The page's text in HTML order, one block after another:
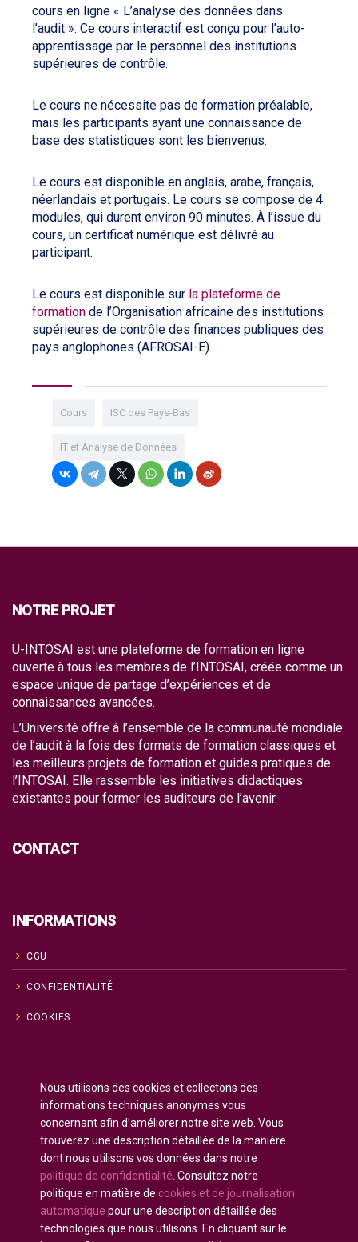
cours en ligne « L’analyse des données dans
l’audit ». Ce cours interactif est conçu pour l’auto-
apprentissage par le personnel des institutions
supérieures de contrôle.
Le cours ne nécessite pas de formation préalable,
mais les participants ayant une connaissance de
base des statistiques sont les bienvenus.
Le cours est disponible en anglais, arabe, français,
néerlandais et portugais. Le cours se compose de 4
modules, qui durent environ 90 minutes. À l’issue du
cours, un certificat numérique est délivré au
participant.
Le cours est disponible sur la plateforme de
formation de l’Organisation africaine des institutions
supérieures de contrôle des finances publiques des
pays anglophones (AFROSAI-E).
Cours ISC des Pays-Bas
IT et Analyse de Données
NOTRE PROJET
U-INTOSAI est une plateforme de formation en ligne
ouverte à tous les membres de l’INTOSAI, créée comme un
espace unique de partage d’expériences et de
connaissances avancées.
L’Université offre à l’ensemble de la communauté mondiale
de l’audit à la fois des formats de formation classiques et
les meilleurs projets de formation et guides pratiques de
l’INTOSAI. Elle rassemble les initiatives didactiques
existantes pour former les auditeurs de l’avenir.
CONTACT
INFORMATIONS
CGU
CONFIDENTIALITÉ
COOKIES
Русский
( Russe
Español(Espagnol )
Français
Allemand
العربية (Arabe)
Português(Portugais - du Portugal)
Nous utilisons des cookies et collectons des
informations techniques anonymes vous
concernant afin d’améliorer notre site web. Vous
trouverez une description détaillée de la manière
dont nous utilisons vos données dans notre
politique de confidentialité . Consultez notre
politique en matière de cookies et de journalisation
automatique pour une description détaillée des
technologies que nous utilisons. En cliquant sur le